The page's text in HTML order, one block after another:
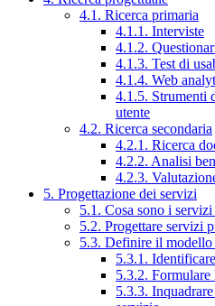
4.1. Ricerca primaria
4.1.1. Interviste
4.1.2.
4.1.3. Test di
4.1.4. Web
4.1.5. Strumenti
utente
4.2. Ricerca secondaria
4.2.1. Ricerca
4.2.2. Analisi
4.2.3.
5. Progettazione dei servizi
5.1. Cosa sono i
5.2. Progettare servizi
5.3. Definire il
5.3.1.
5.3.2.
5.3.3.